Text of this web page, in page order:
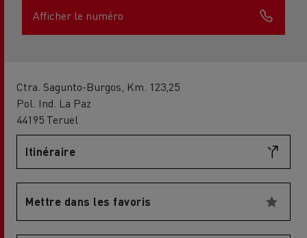
Afficher le numéro
Ctra. Sagunto-Burgos, Km. 123,25
Pol. Ind. La Paz
44195 Teruel
Itinéraire
Mettre dans les favoris